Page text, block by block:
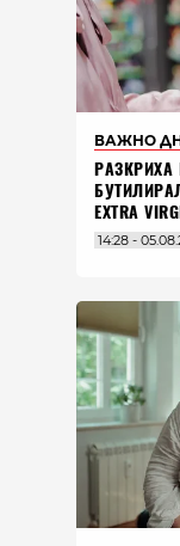
ВАЖНО
РАЗКРИХА
EXTRA
14:28 -